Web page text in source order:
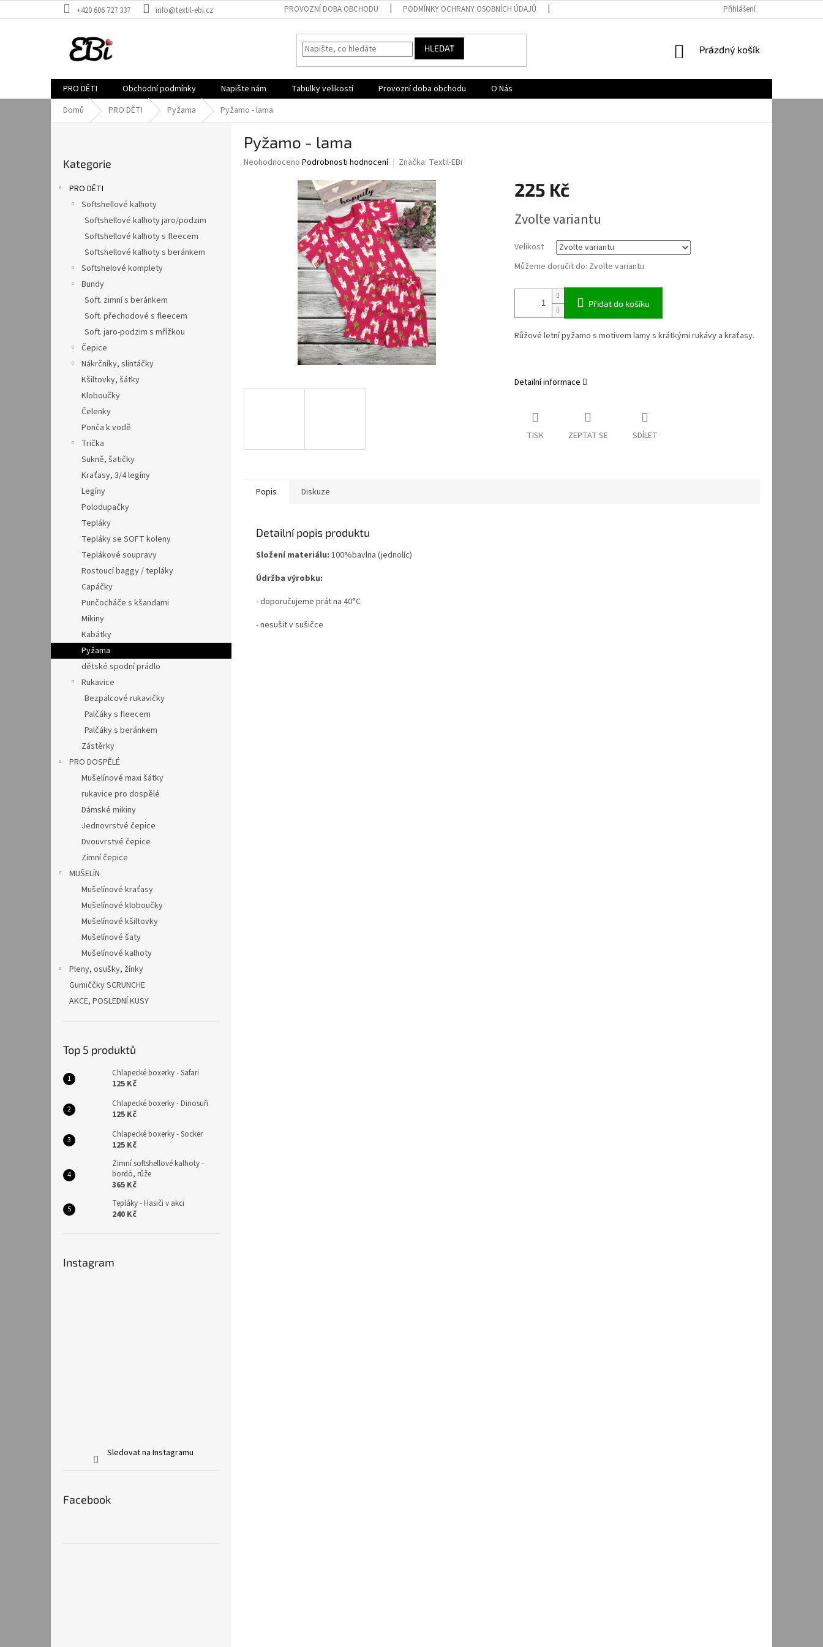
na
+420 606 727 337 info@textil-ebi.cz PROVOZNÍ DOBA OBCHODU PODMÍNKY OCHRANY OSOBNÍCH ÚDAJŮ Přihlášení
HLEDAT
NÁKUPNÍ
Prázdný košík
PRO DĚTI Obchodní podmínky Napište nám Tabulky velikostí Provozní doba obchodu
O Nás
Domů
PRO DĚTI Pyžama Pyžamo - lama
kategorie
Kategorie
PRO DĚTI
Softshellové kalhoty
Softshellové kalhoty jaro/podzim
Softshellové kalhoty s fleecem
Softshellové kalhoty s beránkem
Softshelové komplety
Bundy
Soft. zimní s beránkem
Soft. přechodové s fleecem
Soft. jaro-podzim s mřížkou
Čepice
Nákrčníky, slintáčky
Kšiltovky, šátky
Kloboučky
Čelenky
Ponča k vodě
Trička
Sukně, šatičky
Kraťasy, 3/4 legíny
Legíny
Polodupačky
Tepláky
Tepláky se SOFT koleny
Teplákové soupravy
Rostoucí baggy / tepláky
Capáčky
Punčocháče s kšandami
Mikiny
Kabátky
Pyžama
dětské spodní prádlo
Rukavice
Bezpalcové rukavičky
Palčáky s fleecem
Palčáky s beránkem
Zástěrky
PRO DOSPĚLÉ
Mušelínové maxi šátky
rukavice pro dospělé
Dámské mikiny
Jednovrstvé čepice
Dvouvrstvé čepice
Zimní čepice
MUŠELÍN
Mušelínové kraťasy
Mušelínové kloboučky
Mušelínové kšiltovky
Mušelínové šaty
Mušelínové kalhoty
Pleny, osušky, žínky
Gumiččky SCRUNCHE
AKCE, POSLEDNÍ KUSY
Top 5 produktů
Chlapecké boxerky - Safari
125 Kč
Chlapecké boxerky - Dinosuři
125 Kč
Chlapecké boxerky - Socker
125 Kč
Zimní softshellové kalhoty -
bordó, růže
365 Kč
Tepláky - Hasiči v akci
240 Kč
Instagram
Sledovat na Instagramu
Facebook
Pyžamo - lama
Průměrné
Neohodnoceno Podrobnosti hodnocení Značka: Textil-EBi
225 Kč
cena:
Zvolte variantu
Velikost
Můžeme doručit do: Zvolte variantu
Přidat do košíku
Růžové letní pyžamo s motivem lamy s krátkými rukávy a kraťasy.
Detailní informace
TISK ZEPTAT SE SDÍLET
Popis Diskuze
Detailní popis produktu
Složení materiálu: 100%bavlna (jednolíc)
Údržba výrobku:
- doporučujeme prát na 40°C
- nesušit v sušičce